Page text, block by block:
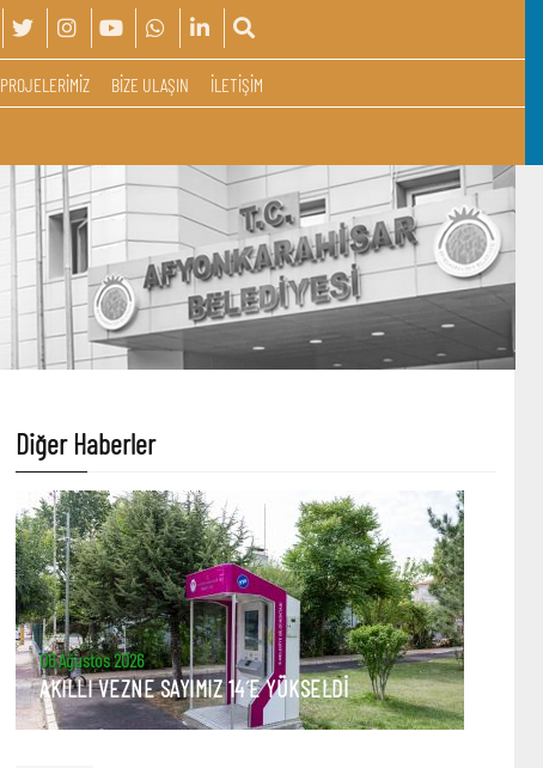
PROJELERİMİZ BİZE ULAŞIN İLETİŞİM
Diğer Haberler
06 Ağustos 2026
AKILLI VEZNE SAYIMIZ 14´E YÜKSELDİ